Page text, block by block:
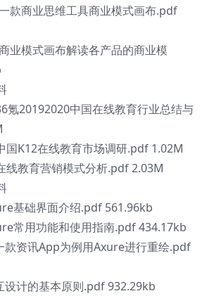
款商业思维工具商业模式画布.pdf
模式画布解读各产品的商业模
20192020中国在线教育行业总结与
K12在线教育市场调研.pdf 1.02M
教育营销模式分析.pdf 2.03M
基础界面介绍.pdf 561.96kb
常用功能和使用指南.pdf 434.17kb
资讯App为例用Axure进行重绘.pdf
计的基本原则.pdf 932.29kb